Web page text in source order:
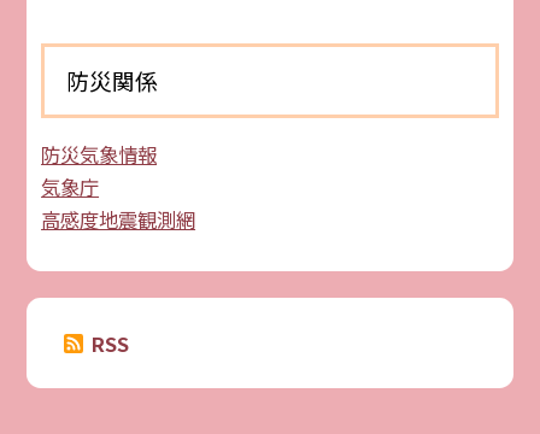
防災関係
防災気象情報
気象庁
高感度地震観測網
RSS